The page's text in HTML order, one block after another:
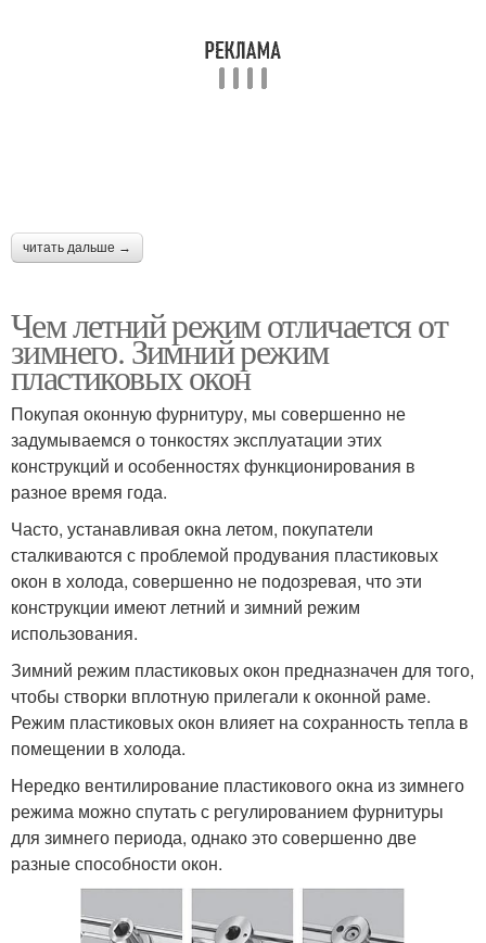
читать дальше →
Чем летний режим отличается от
зимнего. Зимний режим
пластиковых окон
Покупая оконную фурнитуру, мы совершенно не
задумываемся о тонкостях эксплуатации этих
конструкций и особенностях функционирования в
разное время года.
Часто, устанавливая окна летом, покупатели
сталкиваются с проблемой продувания пластиковых
окон в холода, совершенно не подозревая, что эти
конструкции имеют летний и зимний режим
использования.
Зимний режим пластиковых окон предназначен для того,
чтобы створки вплотную прилегали к оконной раме.
Режим пластиковых окон влияет на сохранность тепла в
помещении в холода.
Нередко вентилирование пластикового окна из зимнего
режима можно спутать с регулированием фурнитуры
для зимнего периода, однако это совершенно две
разные способности окон.